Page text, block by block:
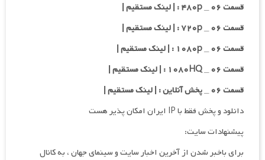
قسمت ۰۶ _ ۴۸۰p : | لینک مستقیم |
قسمت ۰۶ _ ۷۲۰p : | لینک مستقیم |
قسمت ۰۶ _ ۱۰۸۰p : | لینک مستقیم |
قسمت ۰۶ _ ۱۰۸۰HQ : | لینک مستقیم |
قسمت ۰۶ _ پخش آنلاین : | لینک مستقیم |
دانلود و پخش فقط با IP ایران امکان پذیر هست
پیشنهادات سایت:
برای باخبر شدن از آخرین اخبار سایت و سینمای جهان ، به کانال